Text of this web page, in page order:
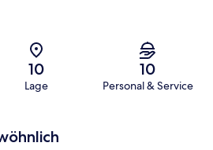
10
Lage
10
Personal & Service